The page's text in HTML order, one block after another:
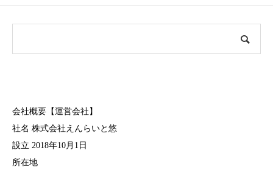
会社概要【運営会社】
社名 株式会社えんらいと悠
設立 2018年10月1日
所在地